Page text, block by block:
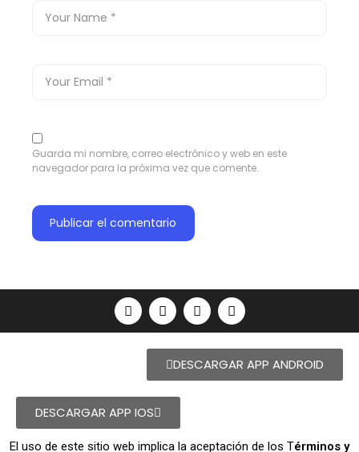
Guarda mi nombre, correo electrónico y web en este
navegador para la próxima vez que comente.
DESCARGAR APP ANDROID
DESCARGAR APP IOS
El uso de este sitio web implica la aceptación de los Términos y